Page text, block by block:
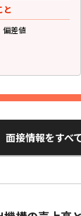
と
偏差値
面接情報をすべ